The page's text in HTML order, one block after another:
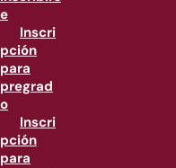
e
Inscri
pción
para
pregrad
o
Inscri
pción
para